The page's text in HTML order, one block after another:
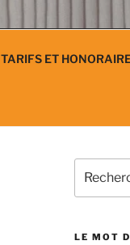
TARIFS ET
pour
LE MOT